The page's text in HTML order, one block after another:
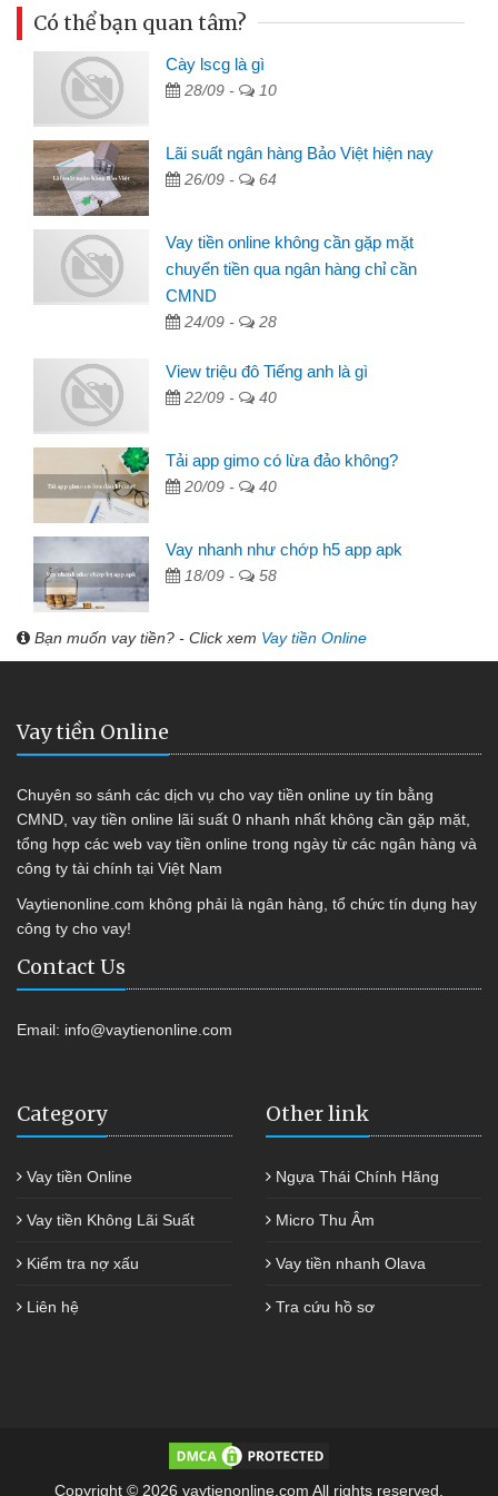
Có thể bạn quan tâm?
Cày lscg là gì
28/09 - 10
Lãi suất ngân hàng Bảo Việt hiện nay
26/09 - 64
Vay tiền online không cần gặp mặt
chuyển tiền qua ngân hàng chỉ cần
CMND
24/09 - 28
View triệu đô Tiếng anh là gì
22/09 - 40
Tải app gimo có lừa đảo không?
20/09 - 40
Vay nhanh như chớp h5 app apk
18/09 - 58
Bạn muốn vay tiền? - Click xem Vay tiền Online
Vay tiền Online
Chuyên so sánh các dịch vụ cho vay tiền online uy tín bằng
CMND, vay tiền online lãi suất 0 nhanh nhất không cần gặp mặt,
tổng hợp các web vay tiền online trong ngày từ các ngân hàng và
công ty tài chính tại Việt Nam
Vaytienonline.com không phải là ngân hàng, tổ chức tín dụng hay
công ty cho vay!
Contact Us
Email: info@vaytienonline.com
Category
Vay tiền Online
Vay tiền Không Lãi Suất
Kiểm tra nợ xấu
Liên hệ
Other link
Ngựa Thái Chính Hãng
Micro Thu Âm
Vay tiền nhanh Olava
Tra cứu hồ sơ
Copyright © 2026 vaytienonline.com All rights reserved.